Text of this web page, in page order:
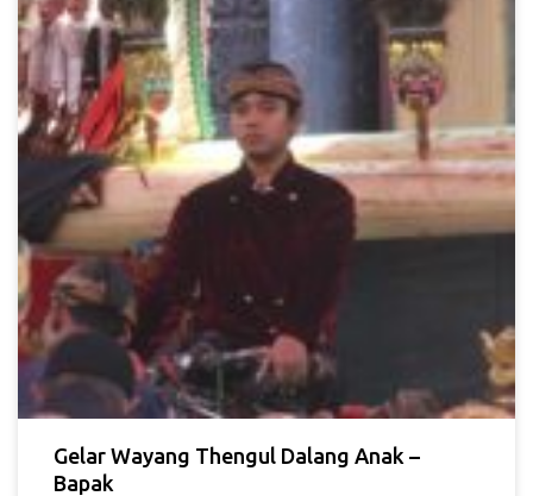
Gelar Wayang Thengul Dalang Anak –
Bapak